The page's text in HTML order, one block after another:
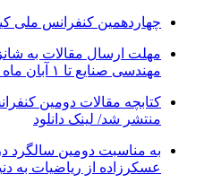
چهاردهمین کنفرانس ملی کیفیت و
مهلت ارسال مقالات به
مهندسی صنایع تا ۱ آبان ماه تمدید شد.
کتابچه مقالات دومین
منتشر شد/ لینک دانلود
به مناسبت دومین سالگرد
عسکرزاده از ریاضیات به